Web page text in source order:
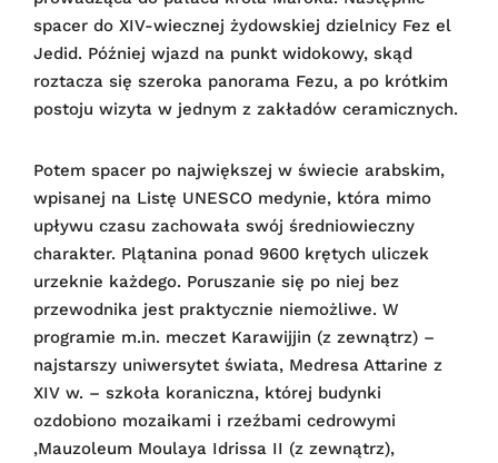
spacer do XIV-wiecznej żydowskiej dzielnicy Fez el
Jedid. Później wjazd na punkt widokowy, skąd
roztacza się szeroka panorama Fezu, a po krótkim
postoju wizyta w jednym z zakładów ceramicznych.
Potem spacer po największej w świecie arabskim,
wpisanej na Listę UNESCO medynie, która mimo
upływu czasu zachowała swój średniowieczny
charakter. Plątanina ponad 9600 krętych uliczek
urzeknie każdego. Poruszanie się po niej bez
przewodnika jest praktycznie niemożliwe. W
programie m.in. meczet Karawijjin (z zewnątrz) –
najstarszy uniwersytet świata, Medresa Attarine z
XIV w. – szkoła koraniczna, której budynki
ozdobiono mozaikami i rzeźbami cedrowymi
,Mauzoleum Moulaya Idrissa II (z zewnątrz),